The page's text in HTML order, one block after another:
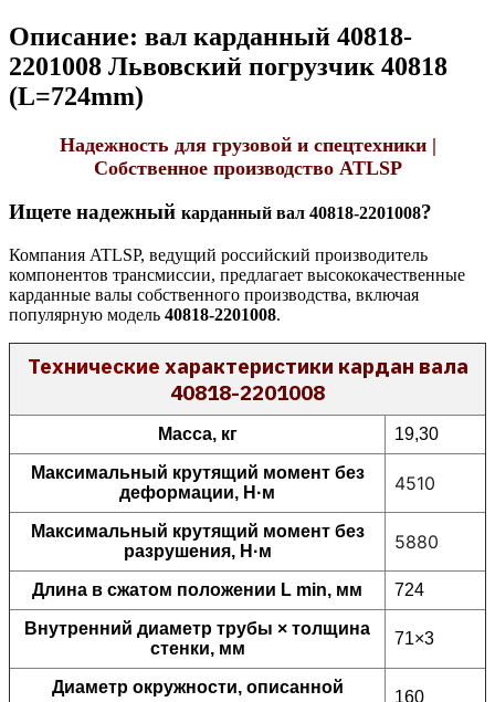
Описание: вал карданный 40818-
2201008 Львовский погрузчик 40818
(L=724mm)
Надежность для грузовой и спецтехники |
Собственное производство ATLSP
Ищете надежный карданный вал 40818-2201008?
Компания ATLSP, ведущий российский производитель
компонентов трансмиссии, предлагает высококачественные
карданные валы собственного производства, включая
популярную модель 40818-2201008.
Технические характеристики кардан вала
40818-2201008
Масса, кг 19,30
Максимальный крутящий момент без
деформации, Н·м
4510
Максимальный крутящий момент без
разрушения, Н·м
5880
Длина в сжатом положении L min, мм 724
Внутренний диаметр трубы × толщина
стенки, мм
71×3
Диаметр окружности, описанной
160